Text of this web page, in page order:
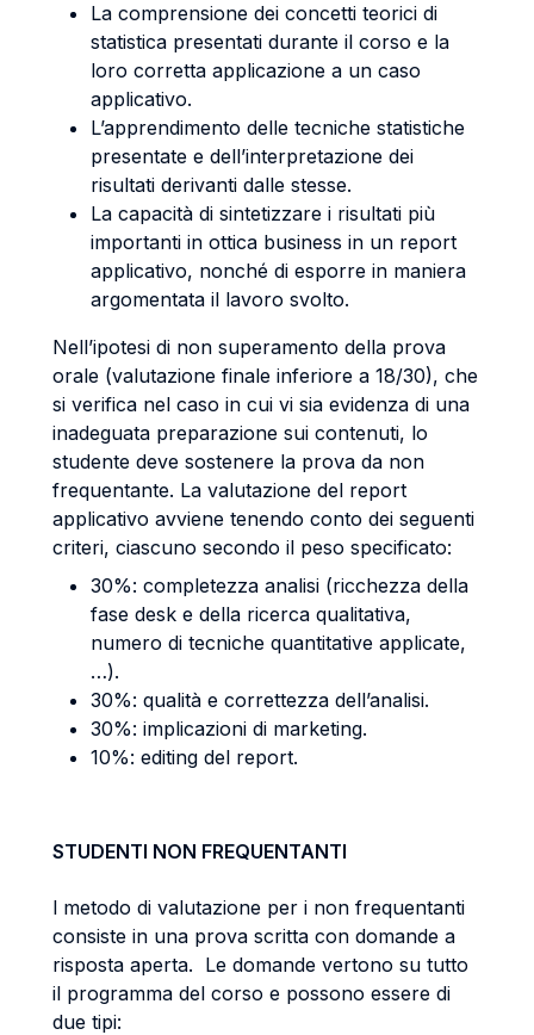
La comprensione dei concetti teorici di
statistica presentati durante il corso e la
loro corretta applicazione a un caso
applicativo.
L’apprendimento delle tecniche statistiche
presentate e dell’interpretazione dei
risultati derivanti dalle stesse.
La capacità di sintetizzare i risultati più
importanti in ottica business in un report
applicativo, nonché di esporre in maniera
argomentata il lavoro svolto.
Nell’ipotesi di non superamento della prova
orale (valutazione finale inferiore a 18/30), che
si verifica nel caso in cui vi sia evidenza di una
inadeguata preparazione sui contenuti, lo
studente deve sostenere la prova da non
frequentante. La valutazione del report
applicativo avviene tenendo conto dei seguenti
criteri, ciascuno secondo il peso specificato:
30%: completezza analisi (ricchezza della
fase desk e della ricerca qualitativa,
numero di tecniche quantitative applicate,
…).
30%: qualità e correttezza dell’analisi.
30%: implicazioni di marketing.
10%: editing del report.
STUDENTI NON FREQUENTANTI
l metodo di valutazione per i non frequentanti
consiste in una prova scritta con domande a
risposta aperta. Le domande vertono su tutto
il programma del corso e possono essere di
due tipi: